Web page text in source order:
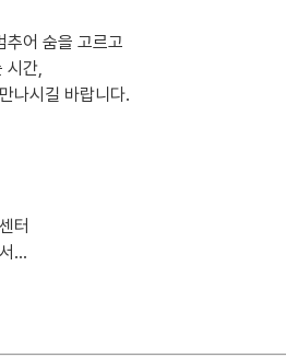
추어 숨을 고르고
시간,
나시길 바랍니다.
터
...